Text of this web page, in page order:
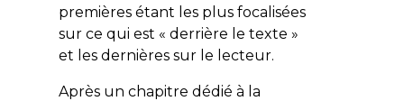
premières étant les plus focalisées
sur ce qui est « derrière le texte »
et les dernières sur le lecteur.
Après un chapitre dédié à la